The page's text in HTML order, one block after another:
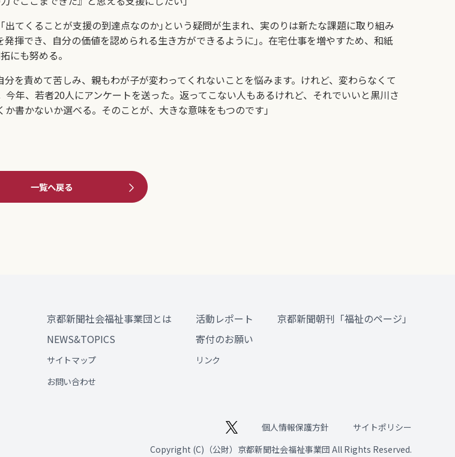
てくることが支援の到達点なのか｣という疑問が生まれ、実のりは新たな課題に取り組み
揮でき、自分の価値を認められる生き方ができるように｣。在宅仕事を増やすため、和紙
にも努める。
を責めて苦しみ、親もわが子が変わってくれないことを悩みます。けれど、変わらなくて
年、若者20人にアンケートを送った。返ってこない人もあるけれど、それでいいと黒川さ
書かないか選べる。そのことが、大きな意味をもつのです｣
一覧へ戻る
京都新聞社会福祉事業団とは 活動レポート
京都新聞朝刊「福祉のページ」
NEWS&TOPICS
寄付のお願い
サイトマップ
リンク
お問い合わせ
個人情報保護方針
サイトポリシー
Copyright (C)（公財）京都新聞社会福祉事業団 All Rights Reserved.